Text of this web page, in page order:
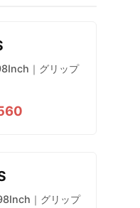
｜グリップ
｜グリップ